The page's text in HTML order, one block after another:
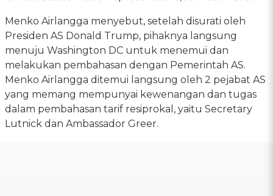
Menko Airlangga menyebut, setelah disurati oleh
Presiden AS Donald Trump, pihaknya langsung
menuju Washington DC untuk menemui dan
melakukan pembahasan dengan Pemerintah AS.
Menko Airlangga ditemui langsung oleh 2 pejabat AS
yang memang mempunyai kewenangan dan tugas
dalam pembahasan tarif resiprokal, yaitu Secretary
Lutnick dan Ambassador Greer.